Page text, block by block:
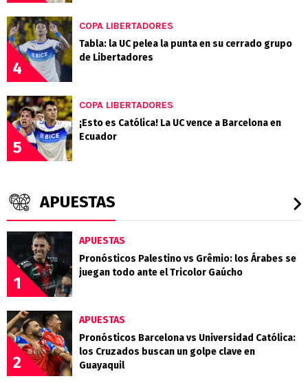
4
COPA LIBERTADORES
Tabla: la UC pelea la punta en su cerrado grupo
de Libertadores
5
COPA LIBERTADORES
¡Esto es Católica! La UC vence a Barcelona en
Ecuador
APUESTAS
1
APUESTAS
Pronósticos Palestino vs Grêmio: los Árabes se
juegan todo ante el Tricolor Gaúcho
2
APUESTAS
Pronósticos Barcelona vs Universidad Católica:
los Cruzados buscan un golpe clave en
Guayaquil